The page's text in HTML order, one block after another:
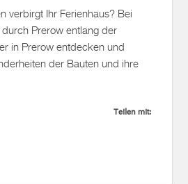
in Prerow entdecken und
der Bauten und ihre